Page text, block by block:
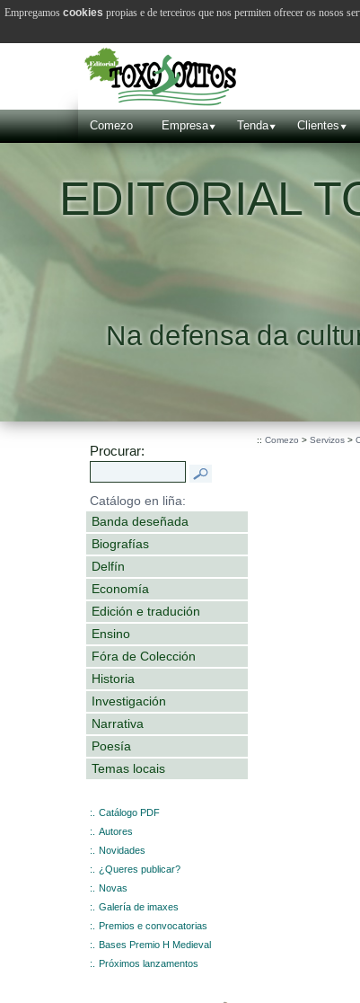
Comezo Empresa Tenda Clientes
Procurar:
Catálogo en liña:
Banda deseñada
Biografías
Delfín
Economía
Edición e tradución
Ensino
Fóra de Colección
Historia
Investigación
Narrativa
Poesía
Temas locais
:.
Catálogo PDF
:.
Autores
:.
Novidades
:.
¿Queres publicar?
:.
Novas
:.
Galería de imaxes
:.
Premios e convocatorias
:.
Bases Premio H Medieval
:.
Próximos lanzamentos
:: Comezo > Servizos >
Empregamos cookies propias e de terceiros que nos permiten ofrecer os nosos